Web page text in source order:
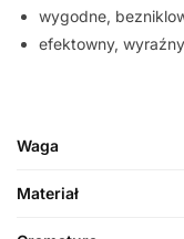
wygodne,
efektowny,
Waga
Materiał